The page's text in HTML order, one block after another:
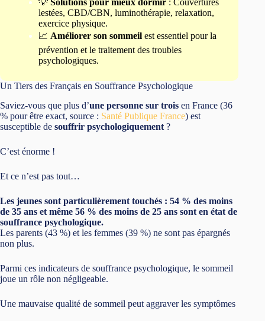
💡 Solutions pour mieux dormir : Couvertures
lestées, CBD/CBN, luminothérapie, relaxation,
exercice physique.
📈 Améliorer son sommeil est essentiel pour la
prévention et le traitement des troubles
psychologiques.
Un Tiers des Français en Souffrance Psychologique
Saviez-vous que plus d’une personne sur trois en France (36
% pour être exact, source : Santé Publique France) est
susceptible de souffrir psychologiquement ?
C’est énorme !
Et ce n’est pas tout…
Les jeunes sont particulièrement touchés : 54 % des moins
de 35 ans et même 56 % des moins de 25 ans sont en état de
souffrance psychologique.
Les parents (43 %) et les femmes (39 %) ne sont pas épargnés
non plus.
Parmi ces indicateurs de souffrance psychologique, le sommeil
joue un rôle non négligeable.
Une mauvaise qualité de sommeil peut aggraver les symptômes